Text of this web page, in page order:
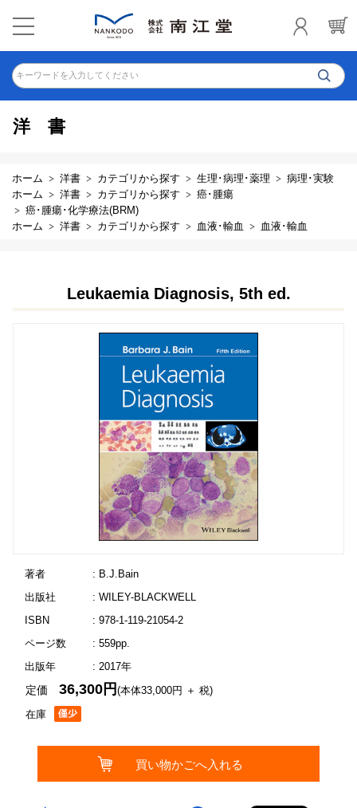
キーワードを入力してください
洋書
ホーム 洋書 カテゴリから探す 生理･病理･薬理
病理･実験
ホーム
洋書 カテゴリから探す
癌･腫瘍
癌･腫瘍･化学療法(BRM)
ホーム
洋書 カテゴリから探す 血液･輸血 血液･輸血
Leukaemia Diagnosis, 5th ed.
著者
: B.J.Bain
出版社
: WILEY-BLACKWELL
ISBN
: 978-1-119-21054-2
ページ数
: 559pp.
出版年
: 2017年
在庫
定価36,300円(本体33,000円 ＋ 税)